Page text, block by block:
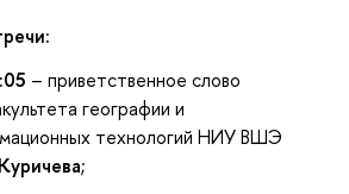
– приветственное слово
географии и
технологий НИУ ВШЭ
;